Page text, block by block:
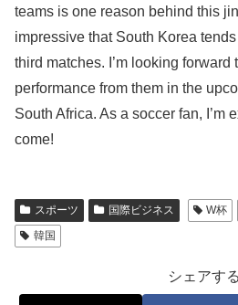
teams is one reason behind this
impressive that South Korea
third matches. I’m looking forward
performance from them in the
South Africa. As a soccer fan, I’m
come!
スポーツ 国際ビジネス W杯
韓国
シェアする